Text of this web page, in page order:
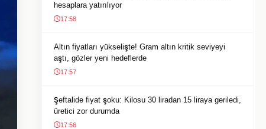
hesaplara yatırılıyor
17:58
Altın fiyatları yükselişte! Gram altın kritik seviyeyi
aştı, gözler yeni hedeflerde
17:57
Şeftalide fiyat şoku: Kilosu 30 liradan 15 liraya geriledi,
üretici zor durumda
17:56